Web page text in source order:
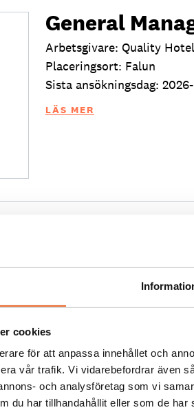
cookies
för att anpassa innehållet och
vår trafik. Vi vidarebefordrar även
och analysföretag som vi
du har tillhandahållit eller som de
General
Arbetsgivare: Quality
Placeringsort: Falun
Sista ansökningsdag:
LÄS MER